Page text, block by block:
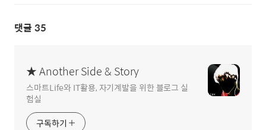
댓글 35
★ Another Side & Story
스마트Life와 IT활용, 자기계발을 위한 블로그 실
험실
구독하기